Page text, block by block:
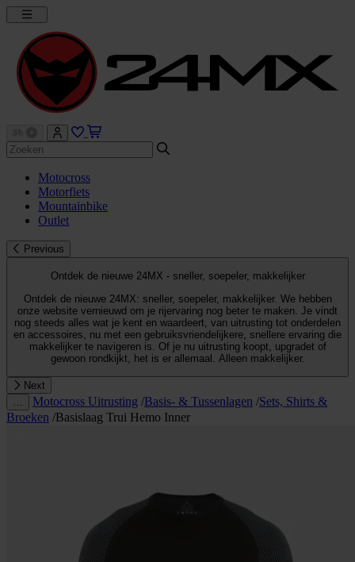
Motocross
Motorfiets
Mountainbike
Outlet
Previous
Ontdek de nieuwe 24MX - sneller, soepeler, makkelijker
Ontdek de nieuwe 24MX: sneller, soepeler, makkelijker. We hebben
onze website vernieuwd om je rijervaring nog beter te maken. Je vindt
nog steeds alles wat je kent en waardeert, van uitrusting tot onderdelen
en accessoires, nu met een gebruiksvriendelijkere, snellere ervaring die
makkelijker te navigeren is. Of je nu uitrusting koopt, upgradet of
gewoon rondkijkt, het is er allemaal. Alleen makkelijker.
Next
Motocross Uitrusting /Basis- & Tussenlagen /Sets, Shirts &
Broeken /Basislaag Trui Hemo Inner